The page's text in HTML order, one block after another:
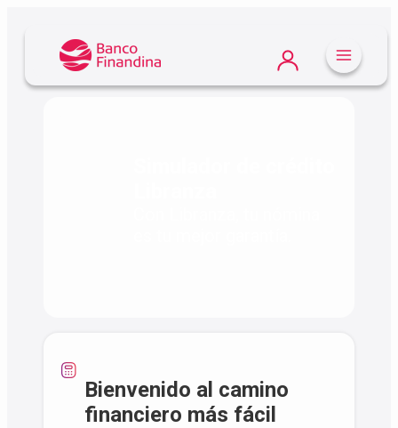
Bienvenido al camino
financiero más fácil